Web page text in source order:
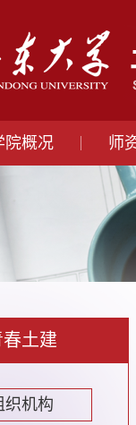
院概况 师
春土建
织机构